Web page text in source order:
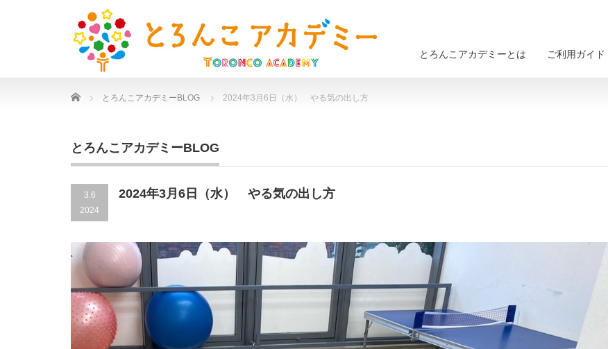
とろんこアカデミーとは ご利用ガイド
Home とろんこアカデミーBLOG 2024年3月6日（水） やる気の出し方
とろんこアカデミーBLOG
3.6
2024
2024年3月6日（水） やる気の出し方